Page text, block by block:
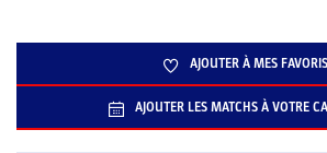
AJOUTER À MES FAVORIS
AJOUTER LES MATCHS À VOTRE